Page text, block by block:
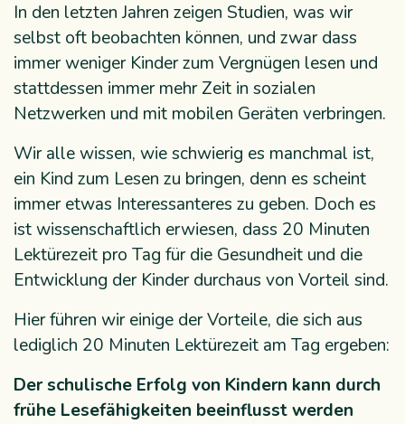
In den letzten Jahren zeigen Studien, was wir
selbst oft beobachten können, und zwar dass
immer weniger Kinder zum Vergnügen lesen und
stattdessen immer mehr Zeit in sozialen
Netzwerken und mit mobilen Geräten verbringen.
Wir alle wissen, wie schwierig es manchmal ist,
ein Kind zum Lesen zu bringen, denn es scheint
immer etwas Interessanteres zu geben. Doch es
ist wissenschaftlich erwiesen, dass 20 Minuten
Lektürezeit pro Tag für die Gesundheit und die
Entwicklung der Kinder durchaus von Vorteil sind.
Hier führen wir einige der Vorteile, die sich aus
lediglich 20 Minuten Lektürezeit am Tag ergeben:
Der schulische Erfolg von Kindern kann durch
frühe Lesefähigkeiten beeinflusst werden